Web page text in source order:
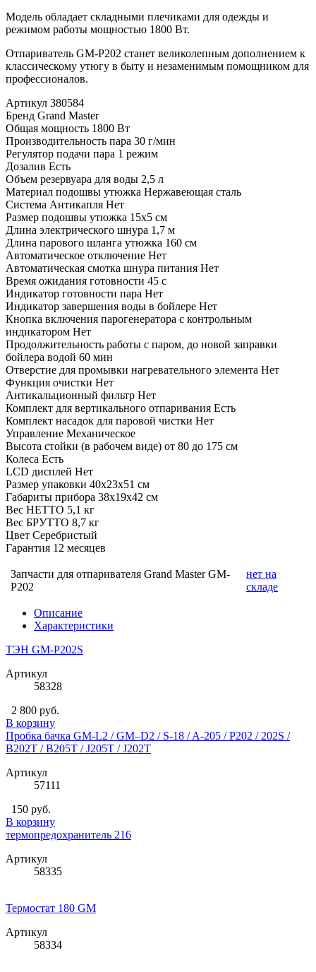
Модель обладает складными плечиками для одежды и
режимом работы мощностью 1800 Вт.
Отпариватель GM-P202 станет великолепным дополнением к
классическому утюгу в быту и незаменимым помощником для
профессионалов.
Артикул 380584
Бренд Grand Master
Общая мощность 1800 Вт
Производительность пара 30 г/мин
Регулятор подачи пара 1 режим
Дозалив Есть
Объем резервуара для воды 2,5 л
Материал подошвы утюжка Нержавеющая сталь
Система Антикапля Нет
Размер подошвы утюжка 15х5 см
Длина электрического шнура 1,7 м
Длина парового шланга утюжка 160 см
Автоматическое отключение Нет
Автоматическая смотка шнура питания Нет
Время ожидания готовности 45 с
Индикатор готовности пара Нет
Индикатор завершения воды в бойлере Нет
Кнопка включения парогенератора с контрольным
индикатором Нет
Продолжительность работы с паром, до новой заправки
бойлера водой 60 мин
Отверстие для промывки нагревательного элемента Нет
Функция очистки Нет
Антикальционный фильтр Нет
Комплект для вертикального отпаривания Есть
Комплект насадок для паровой чистки Нет
Управление Механическое
Высота стойки (в рабочем виде) от 80 до 175 см
Колеса Есть
LCD дисплей Нет
Размер упаковки 40х23х51 см
Габариты прибора 38х19х42 см
Вес НЕТТО 5,1 кг
Вес БРУТТО 8,7 кг
Цвет Серебристый
Гарантия 12 месяцев
Запчасти для отпаривателя Grand Master GM-
P202
нет на
складе
Описание
Характеристики
ТЭН GM-P202S
Артикул
58328
2 800 руб.
В корзину
Пробка бачка GM-L2 / GM–D2 / S-18 / A-205 / P202 / 202S /
B202T / B205T / J205T / J202T
Артикул
57111
150 руб.
В корзину
термопредохранитель 216
Артикул
58335
Термостат 180 GM
Артикул
58334